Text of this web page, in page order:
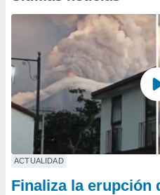
ACTUALIDAD
Finaliza la erupción